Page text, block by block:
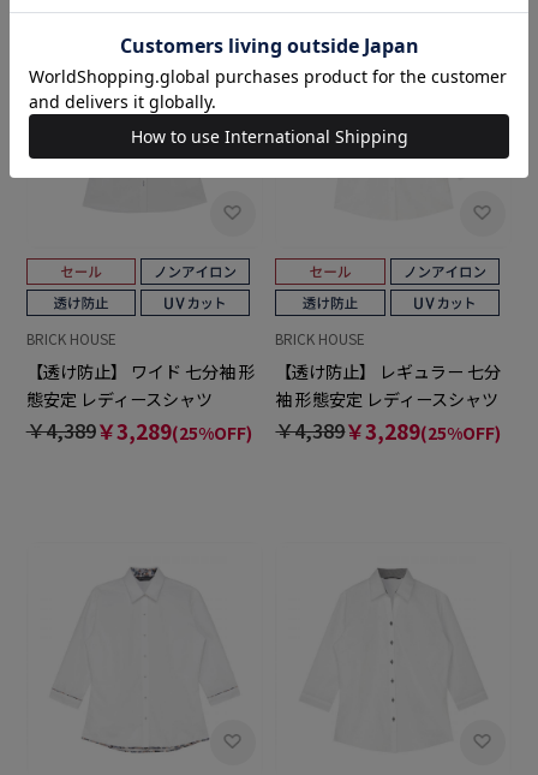
BRICK HOUSE
【透け防止】 ワイド 七分袖 形
態安定 レディースシャツ
￥4,389￥3,289(25%OFF)
BRICK HOUSE
【透け防止】 レギュラー 七分
袖 形態安定 レディースシャツ
￥4,389￥3,289(25%OFF)